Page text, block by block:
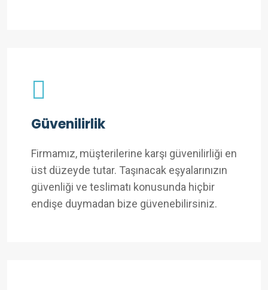
Güvenilirlik
Firmamız, müşterilerine karşı güvenilirliği en
üst düzeyde tutar. Taşınacak eşyalarınızın
güvenliği ve teslimatı konusunda hiçbir
endişe duymadan bize güvenebilirsiniz.